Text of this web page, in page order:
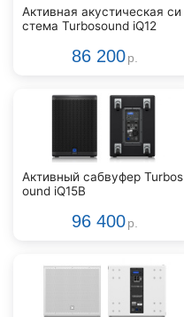
Активная акустическая си
стема Turbosound iQ12
86 200 р.
Активный сабвуфер Turbos
ound iQ15B
96 400 р.